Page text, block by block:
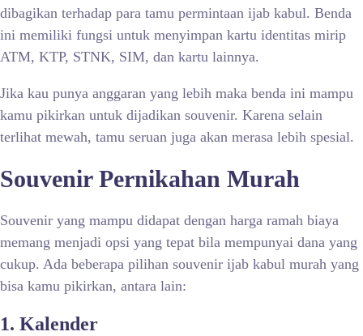
dibagikan terhadap para tamu permintaan ijab kabul. Benda
ini memiliki fungsi untuk menyimpan kartu identitas mirip
ATM, KTP, STNK, SIM, dan kartu lainnya.
Jika kau punya anggaran yang lebih maka benda ini mampu
kamu pikirkan untuk dijadikan souvenir. Karena selain
terlihat mewah, tamu seruan juga akan merasa lebih spesial.
Souvenir Pernikahan Murah
Souvenir yang mampu didapat dengan harga ramah biaya
memang menjadi opsi yang tepat bila mempunyai dana yang
cukup. Ada beberapa pilihan souvenir ijab kabul murah yang
bisa kamu pikirkan, antara lain:
1. Kalender